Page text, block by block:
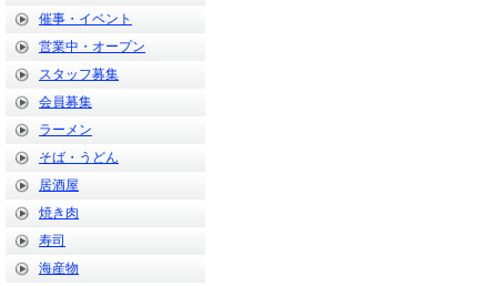
催事・イベント
営業中・オープン
スタッフ募集
会員募集
ラーメン
そば・うどん
居酒屋
焼き肉
寿司
海産物